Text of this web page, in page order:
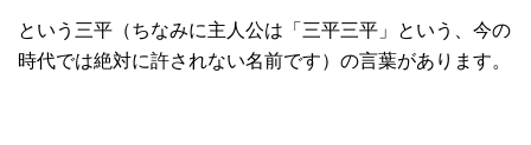
という三平（ちなみに主人公は「三平三平」という、今の
時代では絶対に許されない名前です）の言葉があります。